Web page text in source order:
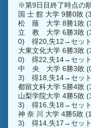
※第9日目終了時点の
国 士 館 大学 9勝0敗
松 蔭 大学 8勝1敗
立 教 大学 6勝3敗
0) 得20,失12→セッ
大東文化大学 6勝3敗
0) 得22,失14→セット
中 央 大学 6勝3敗
3) 得18,失14→セッ
都留文科大学 5勝4敗
山梨学院大学 4勝5敗
3) 得16,失18→セッ
神 奈 川 大学 4勝5敗
3) 得14,失17→セッ